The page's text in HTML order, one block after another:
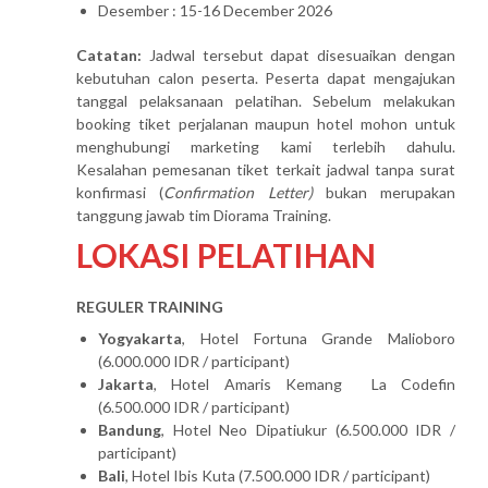
Desember : 15-16 December 2026
Catatan: Jadwal tersebut dapat disesuaikan dengan
kebutuhan calon peserta. Peserta dapat mengajukan
tanggal pelaksanaan pelatihan. Sebelum melakukan
booking tiket perjalanan maupun hotel mohon untuk
menghubungi marketing kami terlebih dahulu.
Kesalahan pemesanan tiket terkait jadwal tanpa surat
konfirmasi (Confirmation Letter)bukan merupakan
tanggung jawab tim Diorama Training.
LOKASI PELATIHAN
REGULER TRAINING
Yogyakarta, Hotel Fortuna Grande Malioboro
(6.000.000 IDR / participant)
Jakarta, Hotel Amaris Kemang La Codefin
(6.500.000 IDR / participant)
Bandung, Hotel Neo Dipatiukur (6.500.000 IDR /
participant)
Bali, Hotel Ibis Kuta (7.500.000 IDR / participant)